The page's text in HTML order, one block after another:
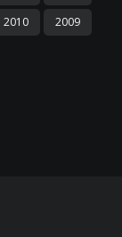
2010
2009